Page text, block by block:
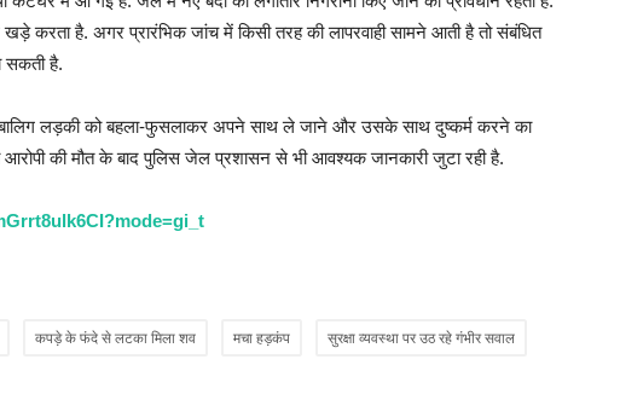
करता है. अगर प्रारंभिक जांच में किसी तरह की लापरवाही सामने आती है तो संबंधित
सकती है.
लड़की को बहला-फुसलाकर अपने साथ ले जाने और उसके साथ दुष्कर्म करने का
की मौत के बाद पुलिस जेल प्रशासन से भी आवश्यक जानकारी जुटा रही है.
कपड़े के फंदे से लटका मिला शव मचा हड़कंप सुरक्षा व्यवस्था पर उठ रहे गंभीर सवाल